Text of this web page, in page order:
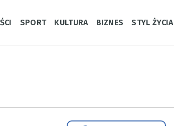
SPORT KULTURA BIZNES STYL ŻYCIA